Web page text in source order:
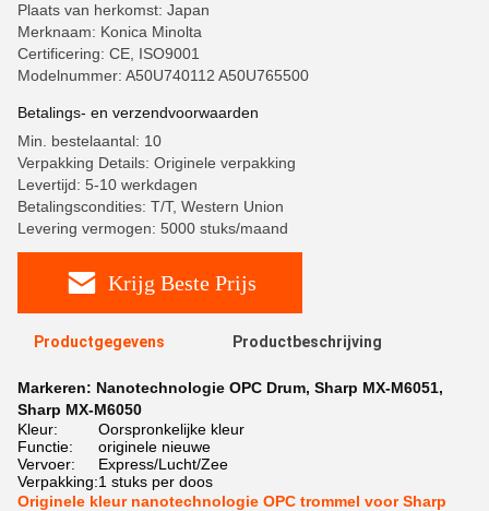
Plaats van herkomst: Japan
Merknaam: Konica Minolta
Certificering: CE, ISO9001
Modelnummer: A50U740112 A50U765500
Betalings- en verzendvoorwaarden
Min. bestelaantal: 10
Verpakking Details: Originele verpakking
Levertijd: 5-10 werkdagen
Betalingscondities: T/T, Western Union
Levering vermogen: 5000 stuks/maand
Krijg Beste Prijs
Productgegevens Productbeschrijving
Markeren: Nanotechnologie OPC Drum, Sharp MX-M6051,
Sharp MX-M6050
Kleur:
Oorspronkelijke kleur
Functie:
originele nieuwe
Vervoer:
Express/Lucht/Zee
Verpakking:1 stuks per doos
Originele kleur nanotechnologie OPC trommel voor Sharp